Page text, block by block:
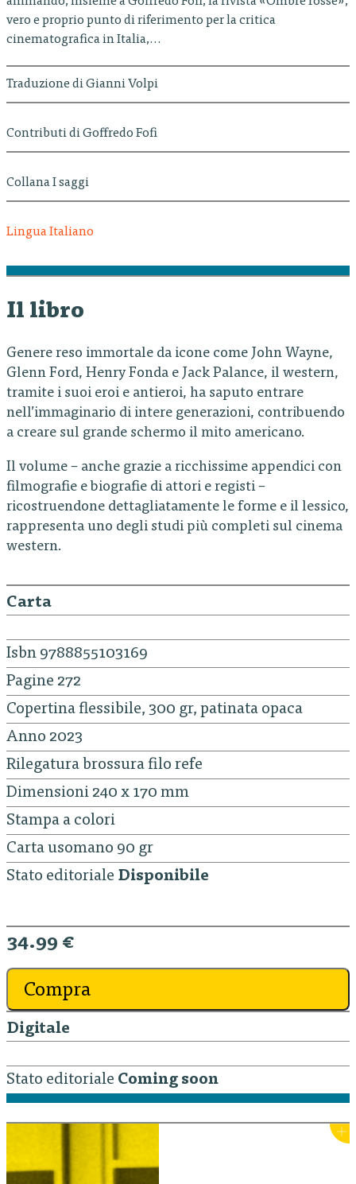
vero e proprio punto di riferimento per la critica
cinematografica in Italia,…
Traduzione di Gianni Volpi
Contributi di Goffredo Fofi
Collana I saggi
Lingua Italiano
Il libro
Genere reso immortale da icone come John Wayne,
Glenn Ford, Henry Fonda e Jack Palance, il western,
tramite i suoi eroi e antieroi, ha saputo entrare
nell’immaginario di intere generazioni, contribuendo
a creare sul grande schermo il mito americano.
Il volume – anche grazie a ricchissime appendici con
filmografie e biografie di attori e registi –
ricostruendone dettagliatamente le forme e il lessico,
rappresenta uno degli studi più completi sul cinema
western.
Carta
Isbn 9788855103169
Pagine 272
Copertina flessibile, 300 gr, patinata opaca
Anno 2023
Rilegatura brossura filo refe
Dimensioni 240 x 170 mm
Stampa a colori
Carta usomano 90 gr
Stato editoriale Disponibile
34.99 €
Compra
Digitale
Stato editoriale Coming soon